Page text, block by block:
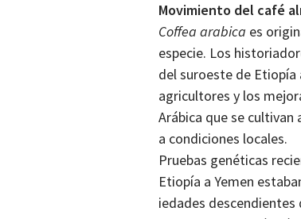
Movimien­to del café
Cof­fea ara­bi­ca es
especie. Los
del suroeste de Etiopía
agricul­tores y los
Arábi­ca que se
a condi­ciones locales.
Prue­bas genéti­cas
Etiopía a Yemen
iedades